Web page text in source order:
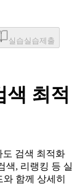
실습실습제출
색 최적
검색 최적화
색, 리랭킹 등 실
함께 상세히